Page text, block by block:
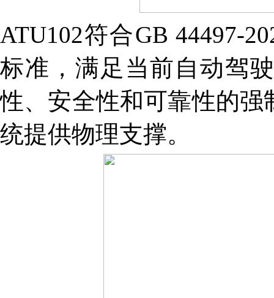
ATU102符合GB 44497-
标准，满足当前自动驾
性、安全性和可靠性的
统提供物理支撑。